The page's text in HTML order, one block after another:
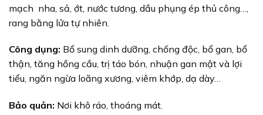
mạch nha, sả, ớt, nước tương, dầu phụng ép thủ công…,
rang bằng lửa tự nhiên.
Công dụng: Bổ sung dinh dưỡng, chống độc, bổ gan, bổ
thận, tăng hồng cầu, trị táo bón, nhuận gan mật và lợi
tiểu, ngăn ngừa loãng xương, viêm khớp, dạ dày…
Bảo quản: Nơi khô ráo, thoáng mát.